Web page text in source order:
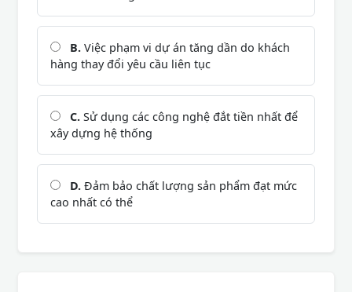
B. Việc phạm vi dự án tăng dần do khách
hàng thay đổi yêu cầu liên tục
C. Sử dụng các công nghệ đắt tiền nhất để
xây dựng hệ thống
D. Đảm bảo chất lượng sản phẩm đạt mức
cao nhất có thể